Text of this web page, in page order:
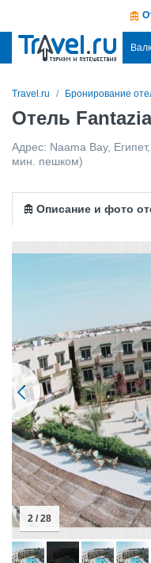
Travel.ru Бронирование
Отель
Адрес: Naama Bay, Египет,
мин. пешком)
Описание и фото
2 / 28